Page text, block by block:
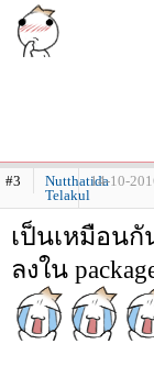
#3
Nutthatida
Telakul
14-10-
เป็นเหมือน
ลงใน